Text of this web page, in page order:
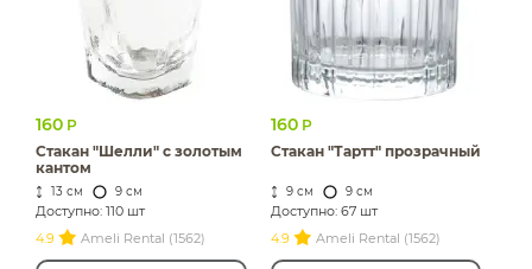
160 Р
Стакан "Шелли" с золотым
кантом
13 см 9 см
Доступно: 110 шт
4.9
Ameli Rental (1562)
160 Р
Стакан "Тартт" прозрачный
9 см 9 см
Доступно: 67 шт
4.9
Ameli Rental (1562)